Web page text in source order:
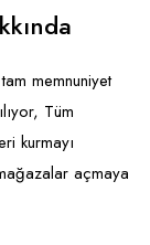
memnuniyet
Tüm
kurmayı
açmaya